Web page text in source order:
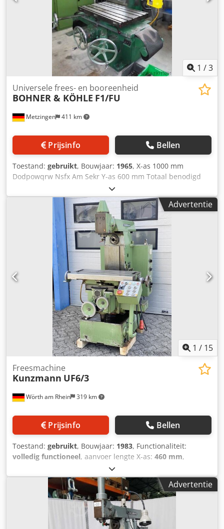
1 /3
Metzingen 411 km
Universele frees- en booreenheid
BOHNER & KÖHLE F1/FU
Prijsinfo Bellen
Toestand: gebruikt, Bouwjaar: 1965, X-as 1000 mm
Dodpowqrw Nsfx Am Sekr Y-as 600 mm Totaal benodigd
vermogen 2,5 kW Beschrijving volgt!
Advertentie
1 / 15
Wörth am Rhein 319 km
Freesmachine
Kunzmann UF6/3
Prijsinfo Bellen
Toestand: gebruikt, Bouwjaar: 1983, Functionaliteit:
volledig functioneel, aanvoer lengte X-as: 460 mm,
200 mm, Universele freesmachine
Kunzmann UF6/3 Bouwjaar 1983 De machine verkeert in
goede staat, de spindel draait zeer soepel. De
aandrijfmotor voor de voeding heeft nieuwe koolborstels
gekregen en de Z-spindel heeft een nieuwe telescoopveer.
De nokkenbesturing in 3 assen is perfect voor de productie
Advertentie